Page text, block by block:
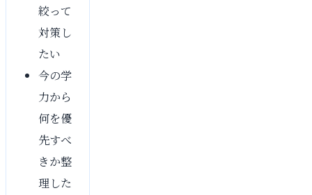
絞って
対策し
たい
今の学
力から
何を優
先すべ
きか整
理した